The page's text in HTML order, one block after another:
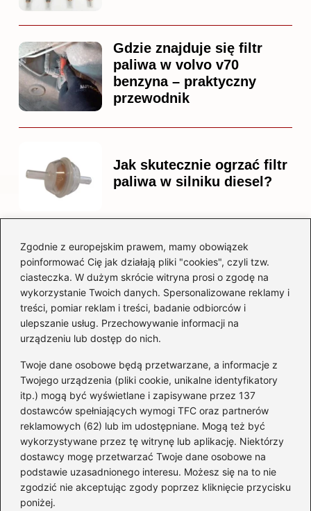
Zgodnie z europejskim prawem, mamy obowiązek
poinformować Cię jak działają pliki "cookies", czyli tzw.
ciasteczka. W dużym skrócie witryna prosi o zgodę na
wykorzystanie Twoich danych. Spersonalizowane reklamy i
treści, pomiar reklam i treści, badanie odbiorców i
ulepszanie usług. Przechowywanie informacji na
urządzeniu lub dostęp do nich.
Twoje dane osobowe będą przetwarzane, a informacje z
Twojego urządzenia (pliki cookie, unikalne identyfikatory
itp.) mogą być wyświetlane i zapisywane przez 137
dostawców spełniających wymogi TFC oraz partnerów
reklamowych (62) lub im udostępniane. Mogą też być
wykorzystywane przez tę witrynę lub aplikację. Niektórzy
dostawcy mogę przetwarzać Twoje dane osobowe na
podstawie uzasadnionego interesu. Możesz się na to nie
zgodzić nie akceptując zgody poprzez kliknięcie przycisku
poniżej.
Gdzie znajduje się filtr
paliwa w volvo v70
benzyna – praktyczny
przewodnik
Jak skutecznie ogrzać filtr
paliwa w silniku diesel?
Czy warto kupować
diesla? Przewodnik dla
przyszłych właścicieli
Kategorie
Akumulator(74)
Benzyna i Diesel(87)
Motocykle(49)
Opony(81)
Prawo jazdy(77)
Samochody(237)
Silnik(83)